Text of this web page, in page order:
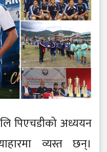
पिएचडीको अध्ययन
व्यस्त छन्।